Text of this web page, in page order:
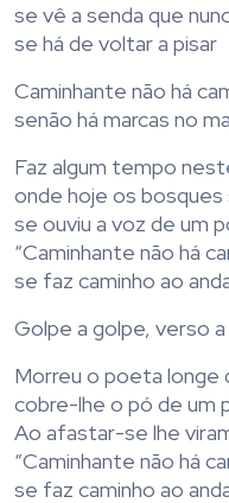
se vê a senda que
se há de voltar a pisar
Caminhante não há
senão há marcas no
Faz algum tempo
onde hoje os
se ouviu a voz de um
“Caminhante não há
se faz caminho ao
Golpe a golpe, verso
Morreu o poeta longe
cobre-lhe o pó de um
Ao afastar-se lhe
“Caminhante não há
se faz caminho ao